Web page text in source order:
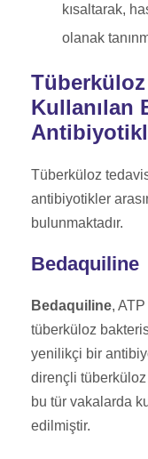
kısaltarak,
olanak
Kullanılan
Tüberküloz
antibiyotikler
bulunmaktadır.
Bedaquiline
Bedaquiline,
tüberküloz
yenilikçi bir
dirençli
bu tür vakalarda
edilmiştir.